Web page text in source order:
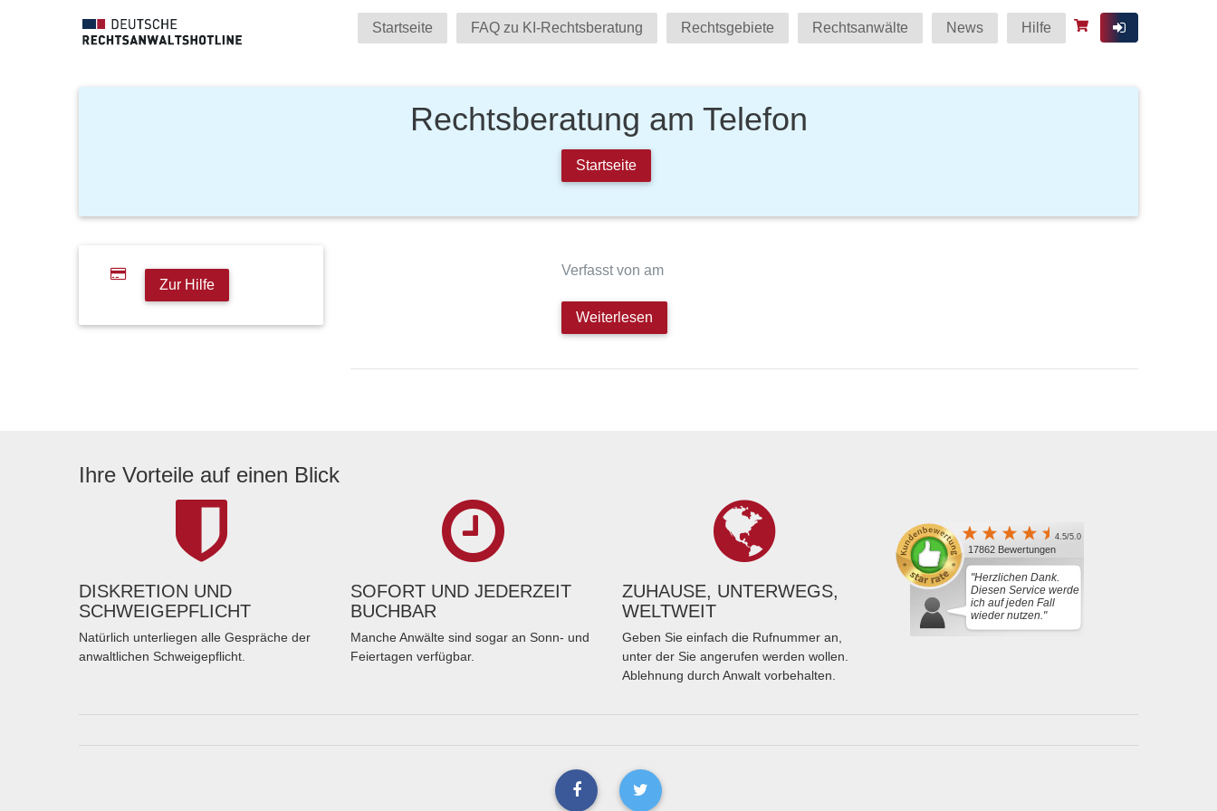
Startseite FAQ zu KI-Rechtsberatung Rechtsgebiete Rechtsanwälte News Hilfe
Rechtsberatung am Telefon
Startseite
Zur Hilfe
Verfasst von am
Weiterlesen
Ihre Vorteile auf einen Blick
DISKRETION UND
SCHWEIGEPFLICHT
Natürlich unterliegen alle Gespräche der
anwaltlichen Schweigepflicht.
SOFORT UND JEDERZEIT
BUCHBAR
Manche Anwälte sind sogar an Sonn- und
Feiertagen verfügbar.
ZUHAUSE, UNTERWEGS,
WELTWEIT
Geben Sie einfach die Rufnummer an,
unter der Sie angerufen werden wollen.
Ablehnung durch Anwalt vorbehalten.
4.5/5.0
17862 Bewertungen
"Herzlichen Dank.
Diesen Service werde
ich auf jeden Fall
wieder nutzen."